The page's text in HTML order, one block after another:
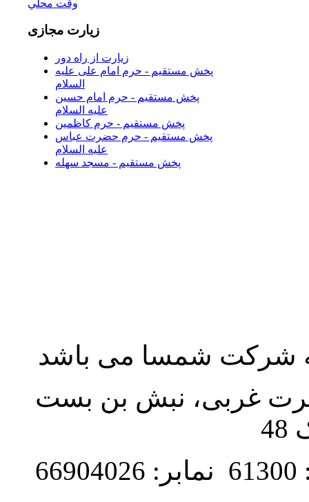
وقت محلي
زیارت مجازی
زیارت از راه دور
پخش مستقیم - حرم امام علی علیه
السلام
پخش مستقیم - حرم امام حسین
علیه السلام
پخش مستقیم - حرم کاظمین
پخش مستقیم - حرم حضرت عباس
علیه السلام
پخش مستقیم - مسجد سهله
شرکت شمسا می باشد
غربی، نبش بن بست